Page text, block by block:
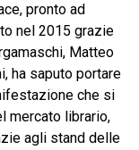
pronto ad
nel 2015 grazie
Matteo
ha saputo portare
che si
mercato librario,
agli stand delle